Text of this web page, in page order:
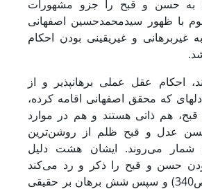
به حسن و قبح را جزو مشهورات
با ظهور سیدمحمدحسین اصفهانی
و غیریقینی بودن احکام
احکام عقل عملی برهان‏پذیر و از
که محقق اصفهانی اقامه کرده،
قبح، هم ذاتی هستند و هم در موارد
عدل و قبح ظلم از روشن‌ترین
شمار می‌روند. ایشان هشت دلیل
حسن و قبح را ذکر و رد می‌کند
(السند، 1418ق، ص340) و سپس شش برهان بر حقیقی